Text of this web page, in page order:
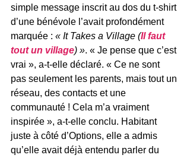
simple message inscrit au dos du t-shirt
d’une bénévole l’avait profondément
marquée : « It Takes a Village (Il faut
tout un village) ». « Je pense que c’est
vrai », a-t-elle déclaré. « Ce ne sont
pas seulement les parents, mais tout un
réseau, des contacts et une
communauté ! Cela m’a vraiment
inspirée », a-t-elle conclu. Habitant
juste à côté d’Options, elle a admis
qu’elle avait déjà entendu parler du